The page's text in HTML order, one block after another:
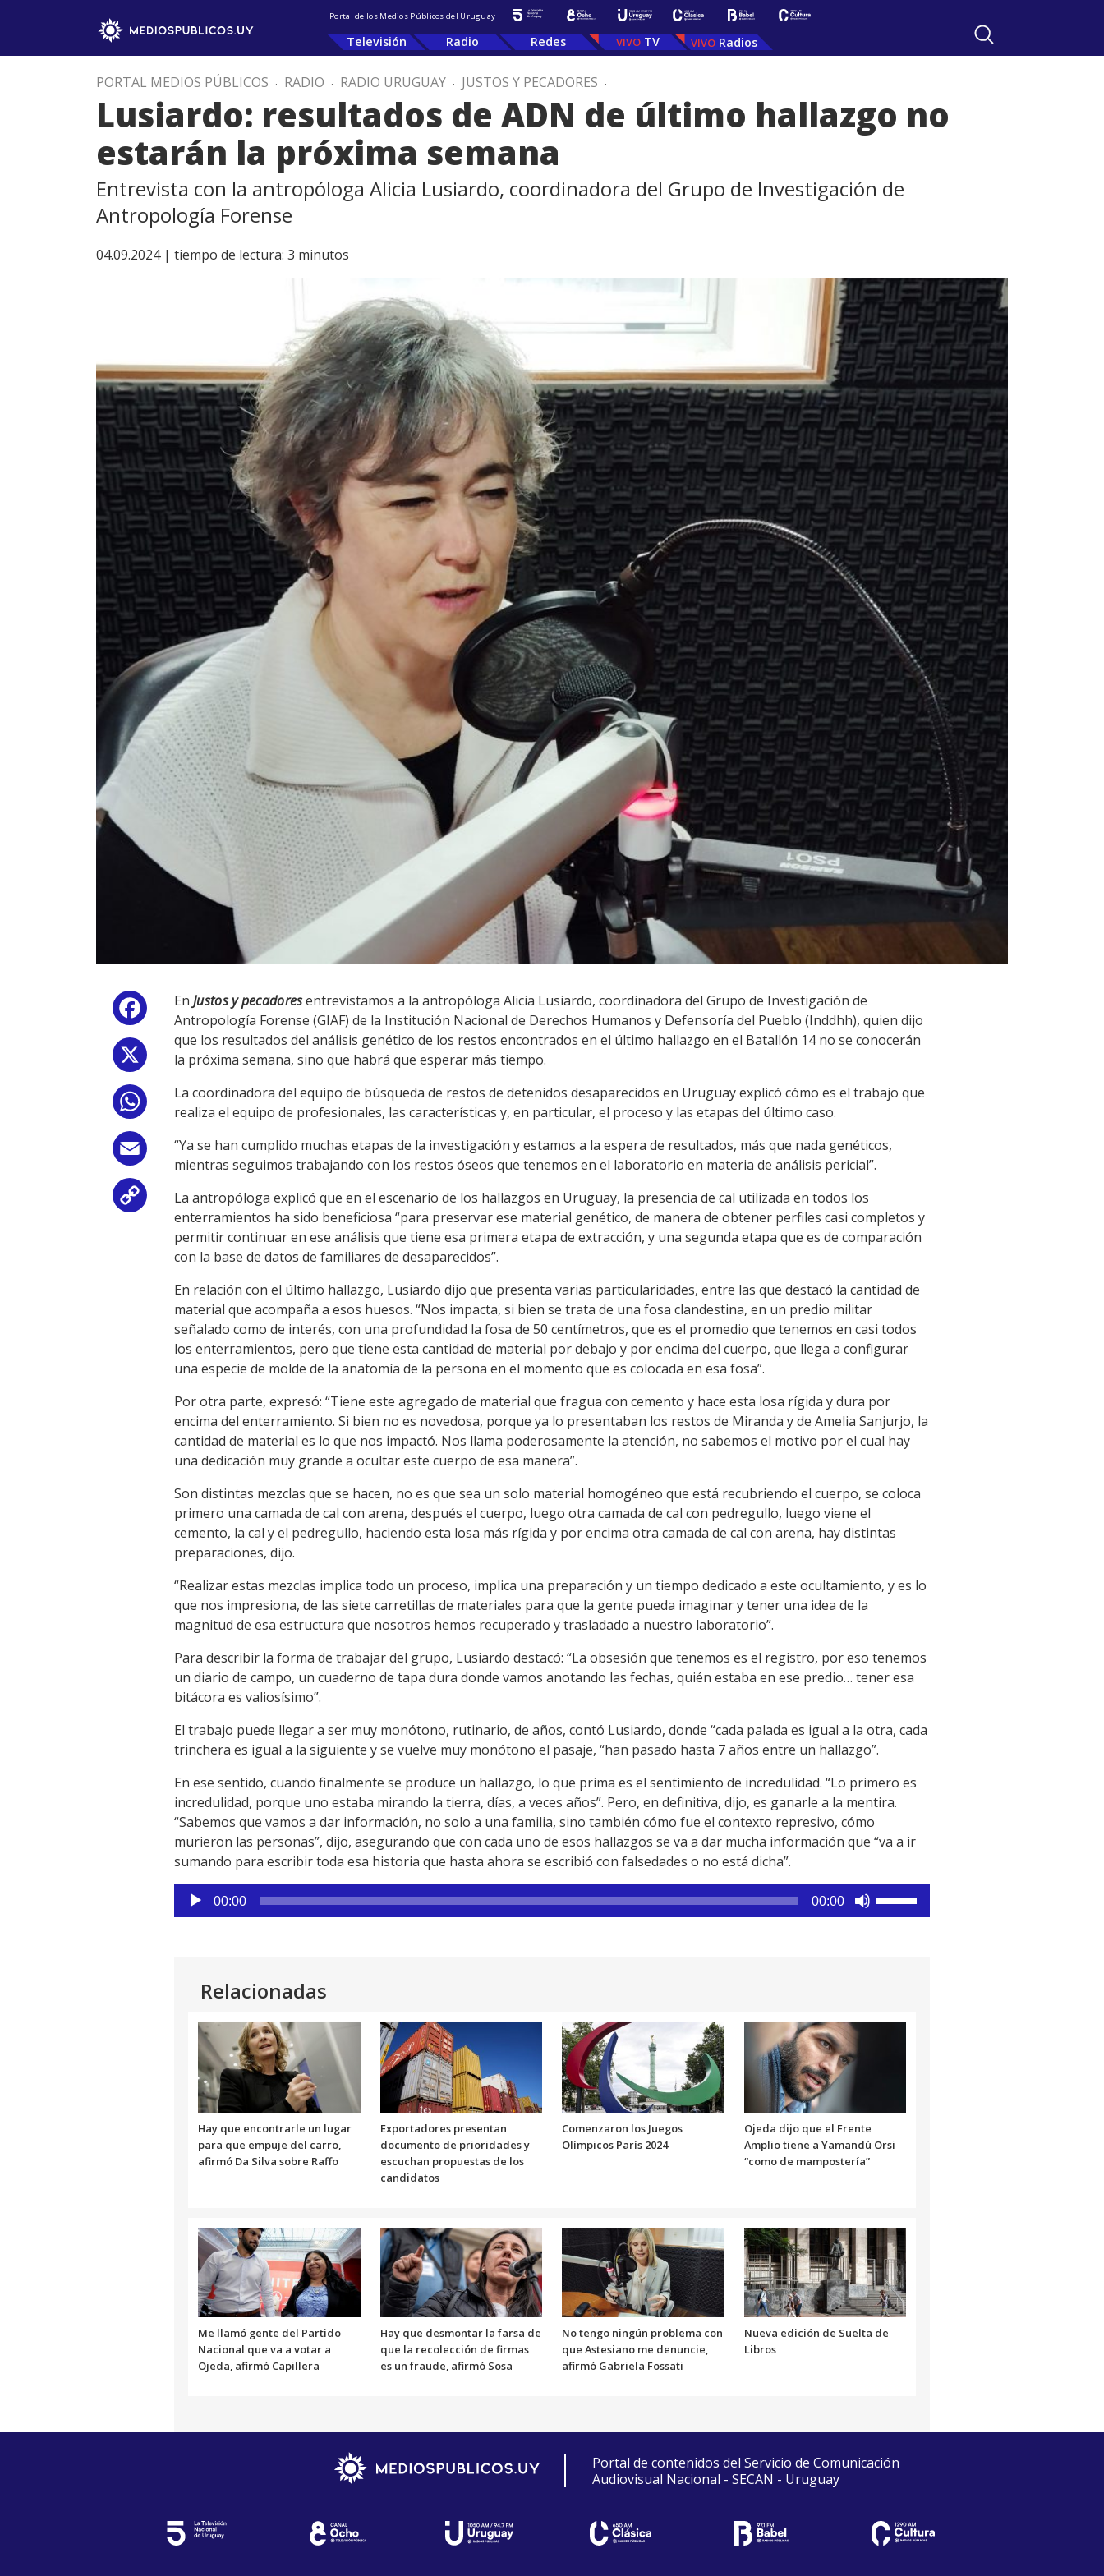
Portal de los Medios Públicos del Uruguay
Televisión Radio Redes TV Radios
PORTAL MEDIOS PÚBLICOS . RADIO . RADIO URUGUAY . JUSTOS Y PECADORES .
Lusiardo: resultados de ADN de último hallazgo no
estarán la próxima semana
Entrevista con la antropóloga Alicia Lusiardo, coordinadora del Grupo de Investigación de
Antropología Forense
04.09.2024 | tiempo de lectura: 3 minutos
Facebook
WhatsApp
Email
Copy
Link
En Justos y pecadoresentrevistamos a la antropóloga Alicia Lusiardo, coordinadora del Grupo de Investigación de
Antropología Forense (GIAF) de la Institución Nacional de Derechos Humanos y Defensoría del Pueblo (Inddhh), quien dijo
que los resultados del análisis genético de los restos encontrados en el último hallazgo en el Batallón 14 no se conocerán
la próxima semana, sino que habrá que esperar más tiempo.
La coordinadora del equipo de búsqueda de restos de detenidos desaparecidos en Uruguay explicó cómo es el trabajo que
realiza el equipo de profesionales, las características y, en particular, el proceso y las etapas del último caso.
“Ya se han cumplido muchas etapas de la investigación y estamos a la espera de resultados, más que nada genéticos,
mientras seguimos trabajando con los restos óseos que tenemos en el laboratorio en materia de análisis pericial”.
La antropóloga explicó que en el escenario de los hallazgos en Uruguay, la presencia de cal utilizada en todos los
enterramientos ha sido beneficiosa “para preservar ese material genético, de manera de obtener perfiles casi completos y
permitir continuar en ese análisis que tiene esa primera etapa de extracción, y una segunda etapa que es de comparación
con la base de datos de familiares de desaparecidos”.
En relación con el último hallazgo, Lusiardo dijo que presenta varias particularidades, entre las que destacó la cantidad de
material que acompaña a esos huesos. “Nos impacta, si bien se trata de una fosa clandestina, en un predio militar
señalado como de interés, con una profundidad la fosa de 50 centímetros, que es el promedio que tenemos en casi todos
los enterramientos, pero que tiene esta cantidad de material por debajo y por encima del cuerpo, que llega a configurar
una especie de molde de la anatomía de la persona en el momento que es colocada en esa fosa”.
Por otra parte, expresó: “Tiene este agregado de material que fragua con cemento y hace esta losa rígida y dura por
encima del enterramiento. Si bien no es novedosa, porque ya lo presentaban los restos de Miranda y de Amelia Sanjurjo, la
cantidad de material es lo que nos impactó. Nos llama poderosamente la atención, no sabemos el motivo por el cual hay
una dedicación muy grande a ocultar este cuerpo de esa manera”.
Son distintas mezclas que se hacen, no es que sea un solo material homogéneo que está recubriendo el cuerpo, se coloca
primero una camada de cal con arena, después el cuerpo, luego otra camada de cal con pedregullo, luego viene el
cemento, la cal y el pedregullo, haciendo esta losa más rígida y por encima otra camada de cal con arena, hay distintas
preparaciones, dijo.
“Realizar estas mezclas implica todo un proceso, implica una preparación y un tiempo dedicado a este ocultamiento, y es lo
que nos impresiona, de las siete carretillas de materiales para que la gente pueda imaginar y tener una idea de la
magnitud de esa estructura que nosotros hemos recuperado y trasladado a nuestro laboratorio”.
Para describir la forma de trabajar del grupo, Lusiardo destacó: “La obsesión que tenemos es el registro, por eso tenemos
un diario de campo, un cuaderno de tapa dura donde vamos anotando las fechas, quién estaba en ese predio… tener esa
bitácora es valiosísimo”.
El trabajo puede llegar a ser muy monótono, rutinario, de años, contó Lusiardo, donde “cada palada es igual a la otra, cada
trinchera es igual a la siguiente y se vuelve muy monótono el pasaje, “han pasado hasta 7 años entre un hallazgo”.
En ese sentido, cuando finalmente se produce un hallazgo, lo que prima es el sentimiento de incredulidad. “Lo primero es
incredulidad, porque uno estaba mirando la tierra, días, a veces años”. Pero, en definitiva, dijo, es ganarle a la mentira.
“Sabemos que vamos a dar información, no solo a una familia, sino también cómo fue el contexto represivo, cómo
murieron las personas”, dijo, asegurando que con cada uno de esos hallazgos se va a dar mucha información que “va a ir
sumando para escribir toda esa historia que hasta ahora se escribió con falsedades o no está dicha”.
Reproductor
de
00:00 00:00
volumen.
Relacionadas
Hay que encontrarle un lugar
para que empuje del carro,
afirmó Da Silva sobre Raffo
Exportadores presentan
documento de prioridades y
escuchan propuestas de los
candidatos
Comenzaron los Juegos
Olímpicos París 2024
Ojeda dijo que el Frente
Amplio tiene a Yamandú Orsi
“como de mampostería”
Me llamó gente del Partido
Nacional que va a votar a
Ojeda, afirmó Capillera
Hay que desmontar la farsa de
que la recolección de firmas
es un fraude, afirmó Sosa
No tengo ningún problema con
que Astesiano me denuncie,
afirmó Gabriela Fossati
Nueva edición de Suelta de
Libros
Portal de contenidos del Servicio de Comunicación
Audiovisual Nacional - SECAN - Uruguay